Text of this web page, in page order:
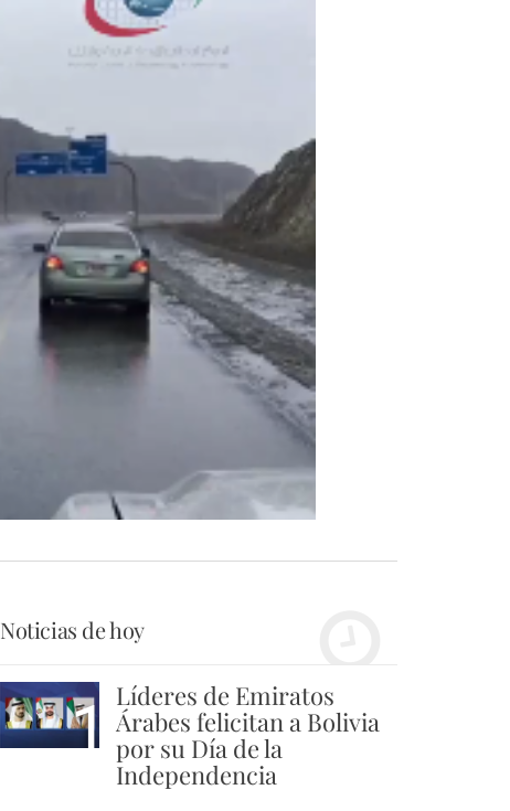
Noticias de hoy
1 Líderes de Emiratos
Árabes felicitan a Bolivia
por su Día de la
Independencia